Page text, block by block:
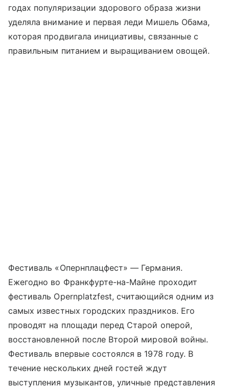
годах популяризации здорового образа жизни
уделяла внимание и первая леди Мишель Обама,
которая продвигала инициативы, связанные с
правильным питанием и выращиванием овощей.
Фестиваль «Опернплацфест» — Германия.
Ежегодно во Франкфурте-на-Майне проходит
фестиваль Opernplatzfest, считающийся одним из
самых известных городских праздников. Его
проводят на площади перед Старой оперой,
восстановленной после Второй мировой войны.
Фестиваль впервые состоялся в 1978 году. В
течение нескольких дней гостей ждут
выступления музыкантов, уличные представления